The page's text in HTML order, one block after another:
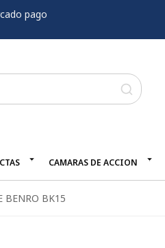
pago
CAMARAS DE ACCION
BENRO BK15